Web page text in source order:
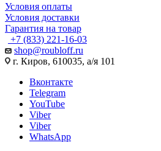
Условия оплаты
Условия доставки
Гарантия на товар
+7 (833) 221-16-03
shop@roubloff.ru
г. Киров, 610035, а/я 101
Вконтакте
Telegram
YouTube
Viber
Viber
WhatsApp